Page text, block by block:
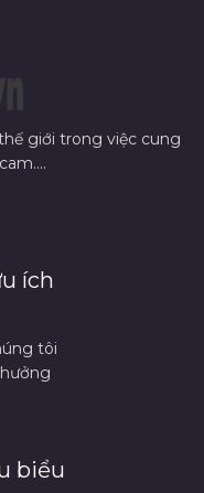
giới trong việc cung
ích
tôi
biểu